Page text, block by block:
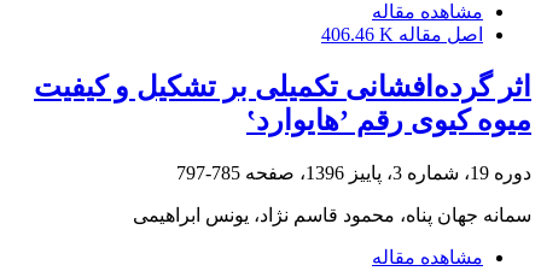
مشاهده مقاله
اصل مقاله 406.46 K
اثر گرده‌افشانی تکمیلی بر تشکیل و کیفیت
میوه کیوی رقم ʼهایواردʽ
دوره 19، شماره 3، پاییز 1396، صفحه 785-797
سمانه جهان پناه، محمود قاسم نژاد، یونس ابراهیمی
مشاهده مقاله